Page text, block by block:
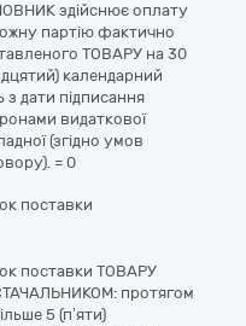
здійснює оплату
партію фактично
ТОВАРУ на 30
календарний
з дати підписання
видаткової
(згідно умов
= 0
поставки
поставки ТОВАРУ
протягом
5 (п’яти)